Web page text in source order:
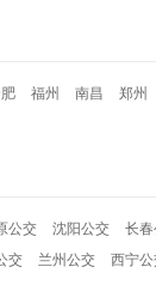
福州 南昌 郑州
公交 沈阳公交 长
交 兰州公交 西宁